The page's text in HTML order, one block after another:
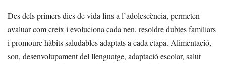
Des dels primers dies de vida fins a l’adolescència, permeten
avaluar com creix i evoluciona cada nen, resoldre dubtes familiars
i promoure hàbits saludables adaptats a cada etapa. Alimentació,
son, desenvolupament del llenguatge, adaptació escolar, salut